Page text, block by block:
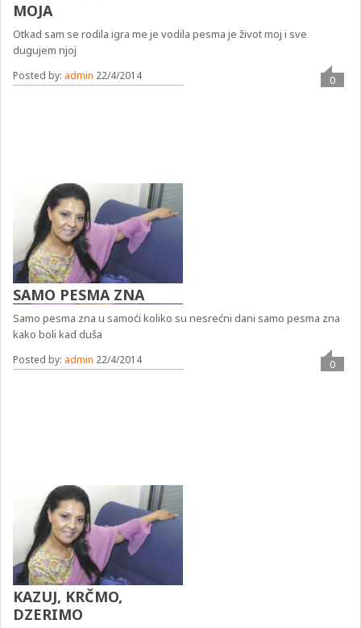
MOJA
Otkad sam se rodila igra me je vodila pesma je život moj i sve
dugujem njoj
Posted by: admin 22/4/2014 0
SAMO PESMA ZNA
Samo pesma zna u samoći koliko su nesrećni dani samo pesma zna
kako boli kad duša
Posted by: admin 22/4/2014 0
KAZUJ, KRČMO,
DZERIMO